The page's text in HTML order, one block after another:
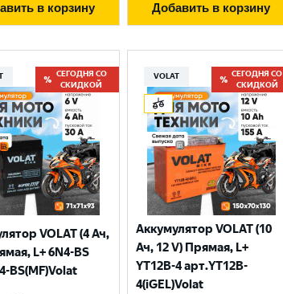
в корзину Добавить в корзину
СЕГОДНЯ СО
СКИДКОЙ
VOLAT (4 Ач,
L+ 6N4-BS
BS(MF)Volat
VOLAT
СЕГОДНЯ СО
СКИДКОЙ
Аккумулятор VOLAT (10
Ач, 12 V) Прямая, L+
YT12B-4 арт.YT12B-
4(iGEL)Volat